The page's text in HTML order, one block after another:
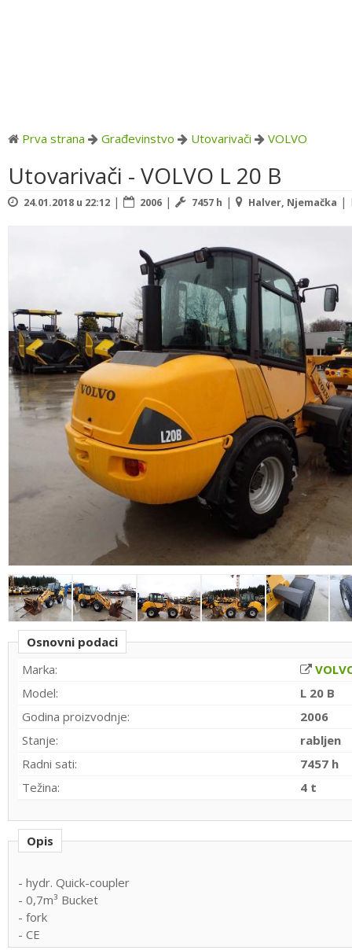
Prva strana Građevinstvo Utovarivači VOLVO
Utovarivači - VOLVO L 20 B
24.01.2018 u 22:12 | 2006 | 7457 h | Halver, Njemačka |
Osnovni podaci
Marka:
Model:
L 20 B
Godina proizvodnje:
2006
Stanje:
rabljen
Radni sati:
7457 h
Težina:
4 t
Opis
- hydr. Quick-coupler
- 0,7m³ Bucket
- fork
- CE